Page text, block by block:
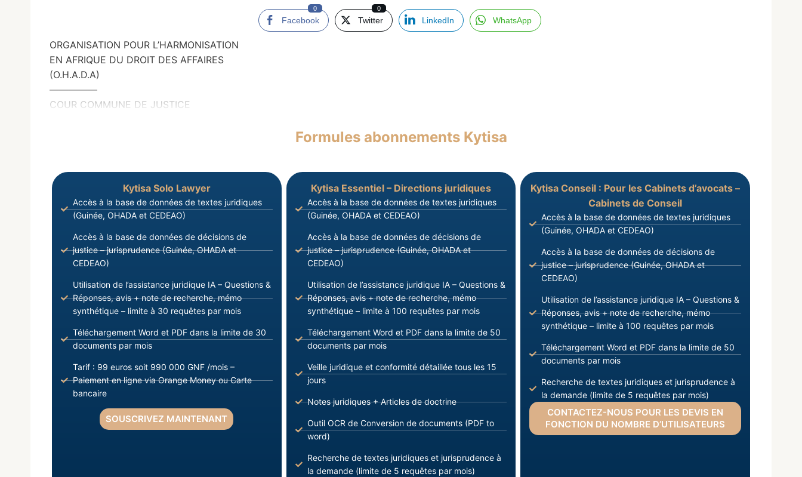
Facebook
0
Twitter
0
LinkedIn WhatsApp
ORGANISATION POUR L’HARMONISATION
EN AFRIQUE DU DROIT DES AFFAIRES
(O.H.A.D.A)
—————
COUR COMMUNE DE JUSTICE
Formules abonnements Kytisa
Kytisa Solo Lawyer
Accès à la base de données de textes juridiques
(Guinée, OHADA et CEDEAO)
Accès à la base de données de décisions de
justice – jurisprudence (Guinée, OHADA et
CEDEAO)
Utilisation de l’assistance juridique IA – Questions &
Réponses, avis + note de recherche, mémo
synthétique – limite à 30 requêtes par mois
Téléchargement Word et PDF dans la limite de 30
documents par mois
Tarif : 99 euros soit 990 000 GNF /mois –
Paiement en ligne via Orange Money ou Carte
bancaire
SOUSCRIVEZ MAINTENANT
Kytisa Essentiel – Directions juridiques
Accès à la base de données de textes juridiques
(Guinée, OHADA et CEDEAO)
Accès à la base de données de décisions de
justice – jurisprudence (Guinée, OHADA et
CEDEAO)
Utilisation de l’assistance juridique IA – Questions &
Réponses, avis + note de recherche, mémo
synthétique – limite à 100 requêtes par mois
Téléchargement Word et PDF dans la limite de 50
documents par mois
Veille juridique et conformité détaillée tous les 15
jours
Notes juridiques + Articles de doctrine
Outil OCR de Conversion de documents (PDF to
word)
Recherche de textes juridiques et jurisprudence à
la demande (limite de 5 requêtes par mois)
Kytisa Conseil : Pour les Cabinets d’avocats –
Cabinets de Conseil
Accès à la base de données de textes juridiques
(Guinée, OHADA et CEDEAO)
Accès à la base de données de décisions de
justice – jurisprudence (Guinée, OHADA et
CEDEAO)
Utilisation de l’assistance juridique IA – Questions &
Réponses, avis + note de recherche, mémo
synthétique – limite à 100 requêtes par mois
Téléchargement Word et PDF dans la limite de 50
documents par mois
Recherche de textes juridiques et jurisprudence à
la demande (limite de 5 requêtes par mois)
CONTACTEZ-NOUS POUR LES DEVIS EN
FONCTION DU NOMBRE D’UTILISATEURS